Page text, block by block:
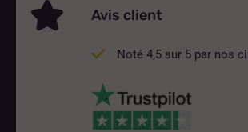
Avis client
Noté 4,5 sur 5 par nos